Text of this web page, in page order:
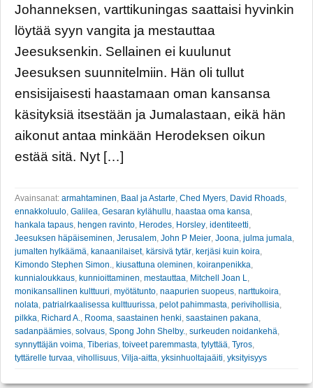
Johanneksen, varttikuningas saattaisi hyvinkin
löytää syyn vangita ja mestauttaa
Jeesuksenkin. Sellainen ei kuulunut
Jeesuksen suunnitelmiin. Hän oli tullut
ensisijaisesti haastamaan oman kansansa
käsityksiä itsestään ja Jumalastaan, eikä hän
aikonut antaa minkään Herodeksen oikun
estää sitä. Nyt […]
Avainsanat: armahtaminen Baal ja Astarte Ched Myers David Rhoads
ennakkoluulo Galilea Gesaran kylähullu haastaa oma kansa
hankala tapaus hengen ravinto Herodes Horsley identiteetti
Jeesuksen häpäiseminen Jerusalem John P Meier Joona julma jumala
jumalten hylkäämä kanaanilaiset, kärsivä tytär kerjäsi kuin koira
Kimondo Stephen Simon.
kiusattuna oleminen koiranpenikka
kunnialoukkaus kunnioittaminen mestauttaa Mitchell Joan L
monikansallinen kulttuuri myötätunto naapurien suopeus narttukoira
nolata patrialrkaalisessa kulttuurissa pelot pahimmasta perivihollisia
pilkka Richard A. Rooma saastainen henki saastainen pakana
sadanpäämies solvaus Spong John Shelby. surkeuden noidankehä
synnyttäjän voima Tiberias toiveet paremmasta tylyttää Tyros
tyttärelle turvaa vihollisuus Vilja-aitta yksinhuoltajaäiti yksityisyys